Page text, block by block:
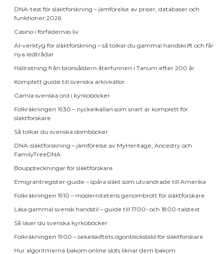
DNA-test för släktforskning – jämförelse av priser, databaser och
funktioner 2026
Casino i förfädernas liv
AI-verktyg för släktforskning – så tolkar du gammal handskrift och får
nya ledtrådar
Hällristning från bronsåldern återfunnen i Tanum efter 200 år
Komplett guide till svenska arkivkällor
Gamla svenska ord i kyrkoböcker
Folkräkningen 1930 – nyckelkällan som snart är komplett för
släktforskare
Så tolkar du svenska domböcker
DNA-släktforskning – jämförelse av MyHeritage, Ancestry och
FamilyTreeDNA
Bouppteckningar för släktforskare
Emigrantregister-guide – spåra släkt som utvandrade till Amerika
Folkräkningen 1910 – modernitetens genombrott för släktforskare
Läsa gammal svensk handstil – guide till 1700- och 1800-talstext
Så läser du svenska kyrkoböcker
Folkräkningen 1900 – sekelskiftets ögonblicksbild för släktforskare
Hur algoritmerna bakom online slots liknar dem bakom